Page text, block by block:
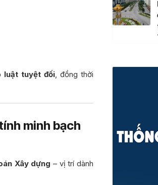
luật tuyệt đối, đồng thời
minh bạch
Xây dựng – vị trí dành